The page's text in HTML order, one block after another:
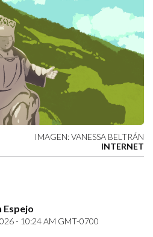
IMAGEN: VANESSA BELTRÁN
INTERNET
Espejo
- 10:24 AM GMT-0700